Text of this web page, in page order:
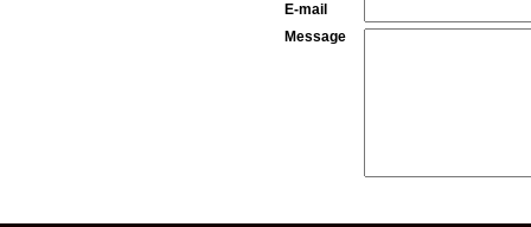
E-mail
Message